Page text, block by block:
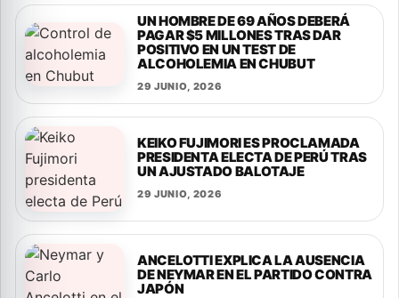
UN HOMBRE DE 69 AÑOS DEBERÁ
PAGAR $5 MILLONES TRAS DAR
POSITIVO EN UN TEST DE
ALCOHOLEMIA EN CHUBUT
29 JUNIO, 2026
KEIKO FUJIMORI ES PROCLAMADA
PRESIDENTA ELECTA DE PERÚ TRAS
UN AJUSTADO BALOTAJE
29 JUNIO, 2026
ANCELOTTI EXPLICA LA AUSENCIA
DE NEYMAR EN EL PARTIDO CONTRA
JAPÓN